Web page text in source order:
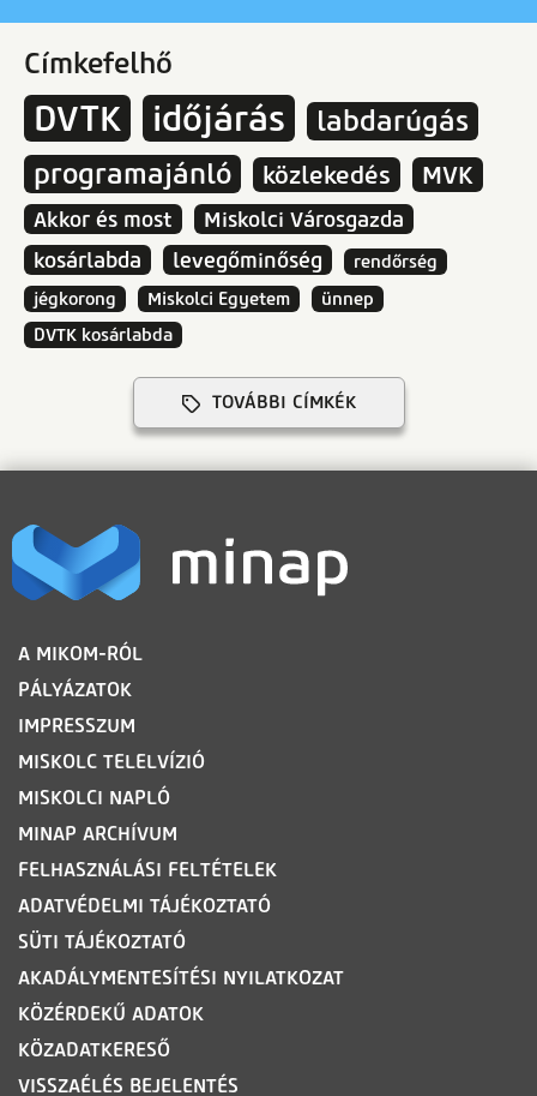
Címkefelhő
DVTK időjárás
labdarúgás
programajánló
közlekedés MVK
Akkor és most
Miskolci Városgazda
kosárlabda
levegőminőség
rendőrség
jégkorong
Miskolci Egyetem
ünnep
DVTK kosárlabda
TOVÁBBI CÍMKÉK
LÁBLÉC
A MIKOM-RÓL
PÁLYÁZATOK
IMPRESSZUM
MISKOLC TELELVÍZIÓ
MISKOLCI NAPLÓ
MINAP ARCHÍVUM
FELHASZNÁLÁSI FELTÉTELEK
ADATVÉDELMI TÁJÉKOZTATÓ
SÜTI TÁJÉKOZTATÓ
AKADÁLYMENTESÍTÉSI NYILATKOZAT
KÖZÉRDEKŰ ADATOK
KÖZADATKERESŐ
VISSZAÉLÉS BEJELENTÉS